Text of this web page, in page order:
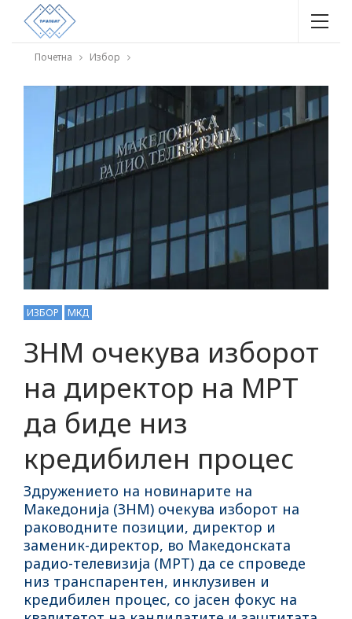
Почетна Избор
ИЗБОР МКД
ЗНМ очекува изборот
на директор на МРТ
да биде низ
кредибилен процес
Здружението на новинарите на
Македонија (ЗНМ) очекува изборот на
раководните позиции, директор и
заменик-директор, во Македонската
радио-телевизија (МРТ) да се спроведе
низ транспарентен, инклузивен и
кредибилен процес, со јасен фокус на